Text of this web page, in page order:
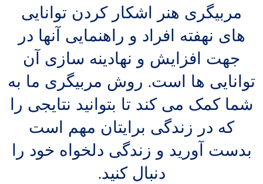
مربیگری هنر اشکار کردن توانایی
های نهفته افراد و راهنمایی آنها در
جهت افزایش و نهادینه سازی آن
توانایی ها است. روش مربیگری ما به
شما کمک می کند تا بتوانید نتایجی را
که در زندگی برایتان مهم است
بدست آورید و زندگی دلخواه خود را
دنبال کنید.